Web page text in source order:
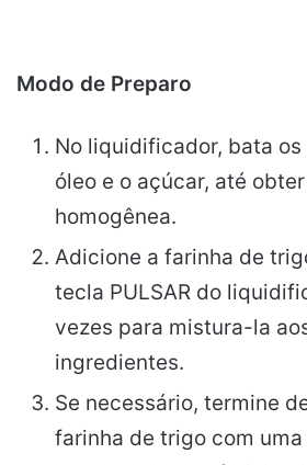
Modo de Preparo
No liquidificador, bata os
óleo e o açúcar, até
homogênea.
Adicione a farinha de
tecla PULSAR do
vezes para mistura-la
ingredientes.
Se necessário, termine
farinha de trigo com